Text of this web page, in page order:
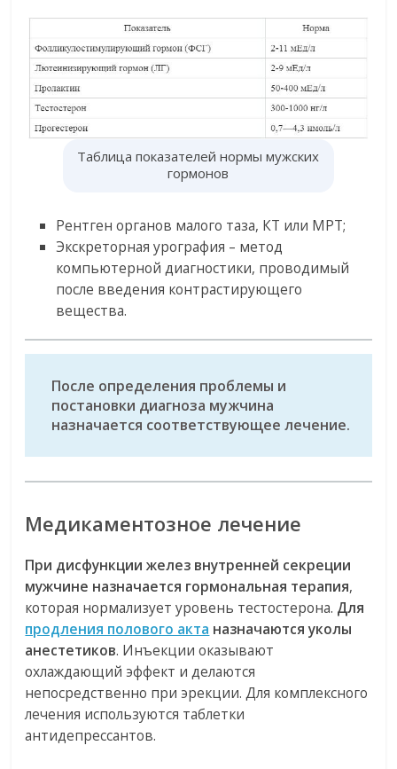
Таблица показателей нормы мужских
гормонов
Рентген органов малого таза, КТ или МРТ;
Экскреторная урография – метод
компьютерной диагностики, проводимый
после введения контрастирующего
вещества.
После определения проблемы и
постановки диагноза мужчина
назначается соответствующее лечение.
Медикаментозное лечение
При дисфункции желез внутренней секреции
мужчине назначается гормональная терапия,
которая нормализует уровень тестостерона. Для
продления полового акта назначаются уколы
анестетиков. Инъекции оказывают
охлаждающий эффект и делаются
непосредственно при эрекции. Для комплексного
лечения используются таблетки
антидепрессантов.